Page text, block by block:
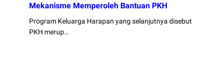
Mekanisme Memperoleh Bantuan PKH
Program Keluarga Harapan yang selanjutnya disebut
PKH merup…